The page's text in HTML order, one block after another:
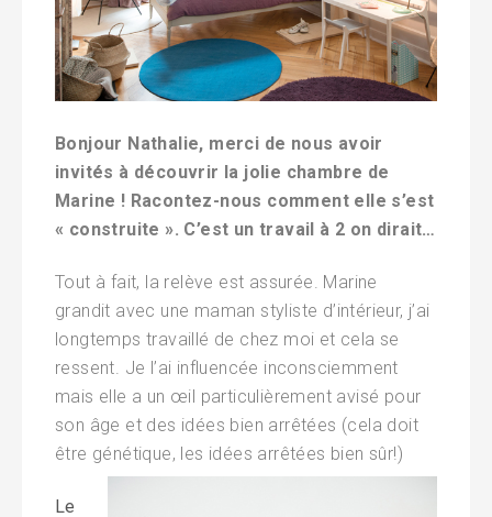
Bonjour Nathalie, merci de nous avoir
invités à découvrir la jolie chambre de
Marine ! Racontez-nous comment elle s’est
« construite ». C’est un travail à 2 on dirait…
Tout à fait, la relève est assurée. Marine
grandit avec une maman styliste d’intérieur, j’ai
longtemps travaillé de chez moi et cela se
ressent. Je l’ai influencée inconsciemment
mais elle a un œil particulièrement avisé pour
son âge et des idées bien arrêtées (cela doit
être génétique, les idées arrêtées bien sûr!)
Le